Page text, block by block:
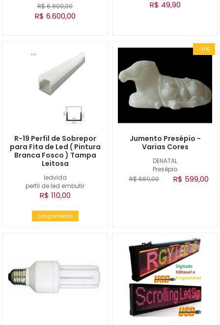
R$ 6.800,00
R$ 6.600,00
R$ 49,90
ledvida
perfil de led embutir
R-19 Perfil de Sobrepor
para Fita de Led ( Pintura
Branca Fosco ) Tampa
Leitosa
R$ 110,00
Lançamento
-11%
DENATAL
Presépio
Jumento Presépio -
Varias Cores
R$ 680,00 R$ 599,00